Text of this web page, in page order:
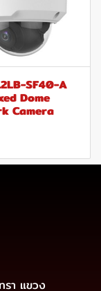
SF40-A
Dome
Camera
า แขวง